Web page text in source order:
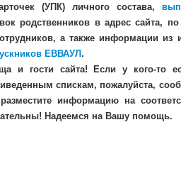
(УПК) личного состава,
родственников в адрес сайта,
а также информации из
ЕВВАУЛ.
и гости сайта! Если у кого-то
спискам, пожалуйста,
информацию на
Надеемся на Вашу помощь.